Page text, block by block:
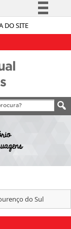
DO SITE
informação
do Sul